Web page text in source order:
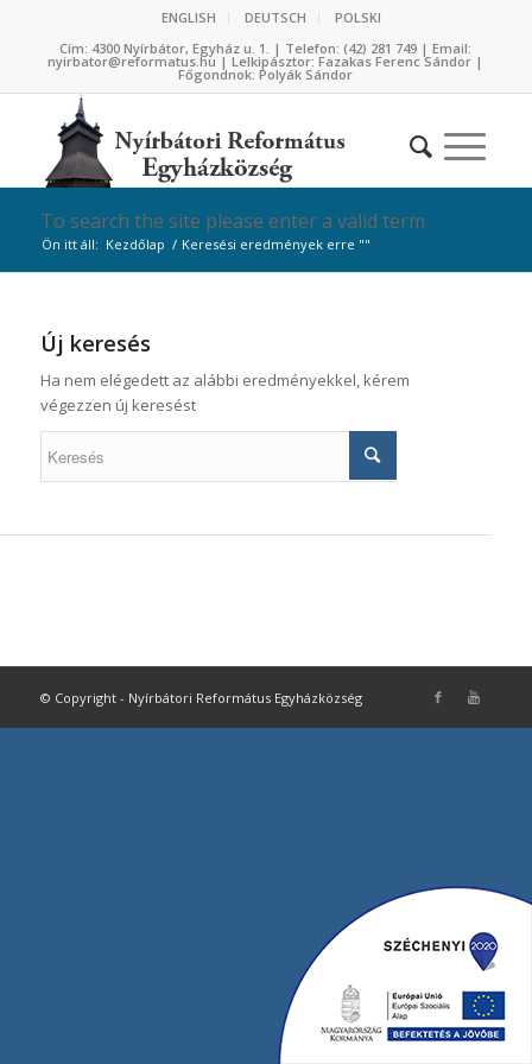
ENGLISH DEUTSCH
POLSKI
Cím: 4300 Nyírbátor, Egyház u. 1. | Telefon: (42) 281 749 | Email:
nyirbator@reformatus.hu | Lelkipásztor: Fazakas Ferenc Sándor |
Főgondnok: Polyák Sándor
To search the site please enter a valid term
Ön itt áll: Kezdőlap / Keresési eredmények erre ""
Új keresés
Ha nem elégedett az alábbi eredményekkel, kérem
végezzen új keresést
© Copyright - Nyírbátori Református Egyházközség